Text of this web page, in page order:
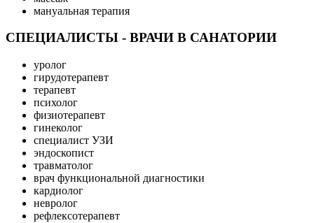
мануальная терапия
СПЕЦИАЛИСТЫ - ВРАЧИ В САНАТОРИИ
уролог
гирудотерапевт
терапевт
психолог
физиотерапевт
гинеколог
специалист УЗИ
эндоскопист
травматолог
врач функциональной диагностики
кардиолог
невролог
рефлексотерапевт